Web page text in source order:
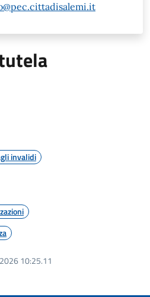
invalidi
10:25.11